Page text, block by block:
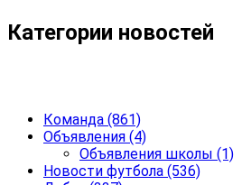
Категории новостей
Команда (861)
Объявления (4)
Объявления школы (1)
Новости футбола (536)